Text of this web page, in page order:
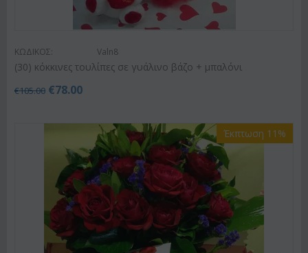
ΚΩΔΙΚΟΣ: Valn8
(30) κόκκινες τουλίπες σε γυάλινο βάζο + μπαλόνι
€105.00 €78.00
Έκπτωση 11%